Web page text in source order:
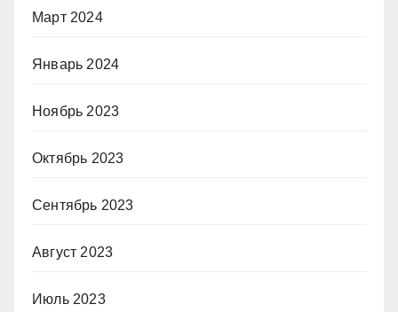
Март 2024
Январь 2024
Ноябрь 2023
Октябрь 2023
Сентябрь 2023
Август 2023
Июль 2023